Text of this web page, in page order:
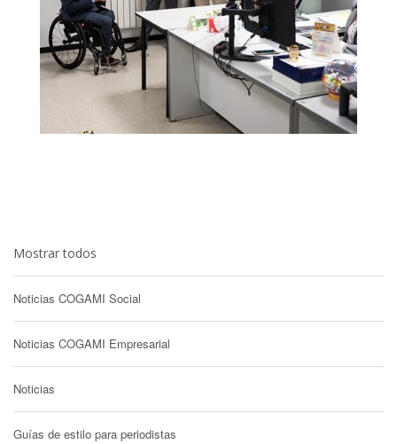
Mostrar todos
Noticias COGAMI Social
Noticias COGAMI Empresarial
Noticias
Guías de estilo para periodistas